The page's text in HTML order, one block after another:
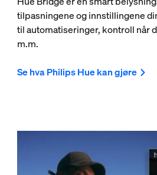
tilpasningene og innstillingene
til automatiseringer, kontroll når
m.m.
Se hva Philips Hue kan gjøre